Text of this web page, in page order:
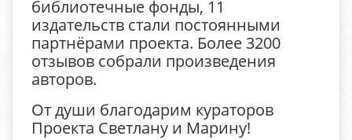
библиотечные фонды, 11
издательств стали постоянными
партнёрами проекта. Более 3200
отзывов собрали произведения
авторов.
От души благодарим кураторов
Проекта Светлану и Марину!